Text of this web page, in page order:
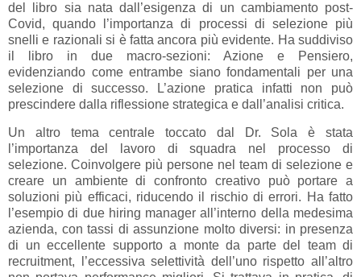
del libro sia nata dall’esigenza di un cambiamento post-
Covid, quando l’importanza di processi di selezione più
snelli e razionali si è fatta ancora più evidente. Ha suddiviso
il libro in due macro-sezioni: Azione e Pensiero,
evidenziando come entrambe siano fondamentali per una
selezione di successo. L’azione pratica infatti non può
prescindere dalla riflessione strategica e dall’analisi critica.
Un altro tema centrale toccato dal Dr. Sola è stata
l’importanza del lavoro di squadra nel processo di
selezione. Coinvolgere più persone nel team di selezione e
creare un ambiente di confronto creativo può portare a
soluzioni più efficaci, riducendo il rischio di errori. Ha fatto
l’esempio di due hiring manager all’interno della medesima
azienda, con tassi di assunzione molto diversi: in presenza
di un eccellente supporto a monte da parte del team di
recruitment, l’eccessiva selettività dell’uno rispetto all’altro